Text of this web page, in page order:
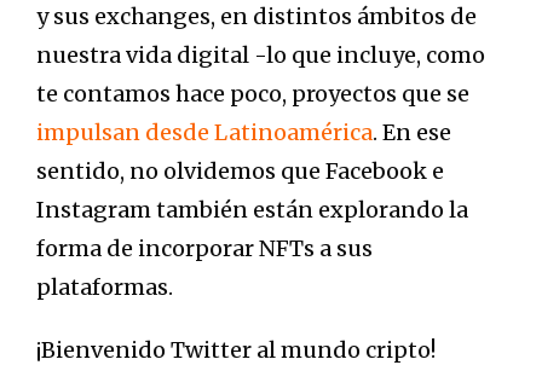
y sus exchanges, en distintos ámbitos de
nuestra vida digital -lo que incluye, como
te contamos hace poco, proyectos que se
impulsan desde Latinoamérica. En ese
sentido, no olvidemos que Facebook e
Instagram también están explorando la
forma de incorporar NFTs a sus
plataformas.
¡Bienvenido Twitter al mundo cripto!